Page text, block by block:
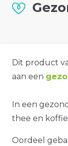
Dit product
aan een
In een
thee en
Oordeel